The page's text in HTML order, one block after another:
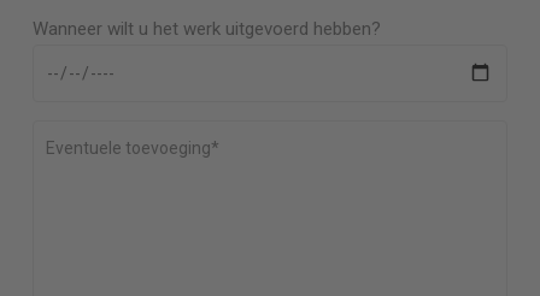
Wanneer wilt u het werk uitgevoerd hebben?